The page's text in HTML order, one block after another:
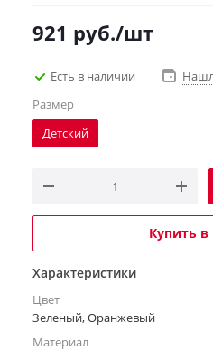
921 руб./шт
Есть в наличии
Размер
Детский
Купить в
Характеристики
Цвет
Зеленый, Оранжевый
Материал